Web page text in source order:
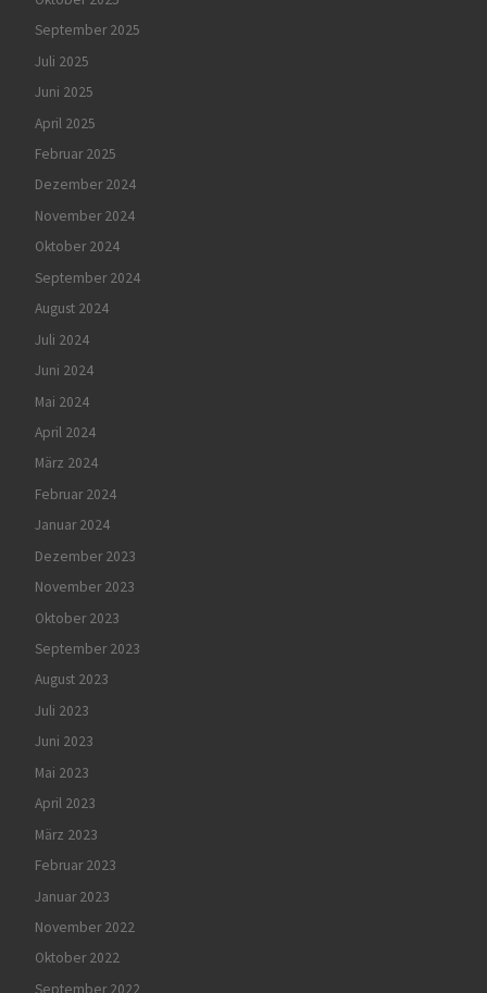
September 2025
Juli 2025
Juni 2025
April 2025
Februar 2025
Dezember 2024
November 2024
Oktober 2024
September 2024
August 2024
Juli 2024
Juni 2024
Mai 2024
April 2024
März 2024
Februar 2024
Januar 2024
Dezember 2023
November 2023
Oktober 2023
September 2023
August 2023
Juli 2023
Juni 2023
Mai 2023
April 2023
März 2023
Februar 2023
Januar 2023
November 2022
Oktober 2022
September 2022